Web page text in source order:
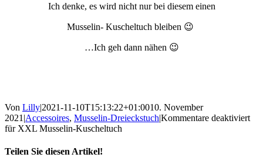
Ich denke, es wird nicht nur bei diesem einen
Musselin- Kuscheltuch bleiben 😉
…Ich geh dann nähen 😉
Von Lilly|2021-11-10T15:13:22+01:0010. November
2021 |Accessoires, Musselin-Dreieckstuch|Kommentare deaktiviert
für XXL Musselin-Kuscheltuch
Teilen Sie diesen Artikel!